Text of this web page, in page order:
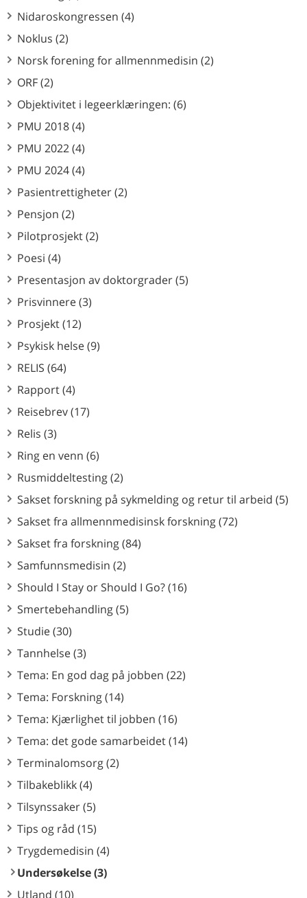
Nidaroskongressen (4)
Noklus (2)
Norsk forening for allmennmedisin (2)
ORF (2)
Objektivitet i legeerklæringen: (6)
PMU 2018 (4)
PMU 2022 (4)
PMU 2024 (4)
Pasientrettigheter (2)
Pensjon (2)
Pilotprosjekt (2)
Poesi (4)
Presentasjon av doktorgrader (5)
Prisvinnere (3)
Prosjekt (12)
Psykisk helse (9)
RELIS (64)
Rapport (4)
Reisebrev (17)
Relis (3)
Ring en venn (6)
Rusmiddeltesting (2)
Sakset forskning på sykmelding og retur til arbeid (5)
Sakset fra allmennmedisinsk forskning (72)
Sakset fra forskning (84)
Samfunnsmedisin (2)
Should I Stay or Should I Go? (16)
Smertebehandling (5)
Studie (30)
Tannhelse (3)
Tema: En god dag på jobben (22)
Tema: Forskning (14)
Tema: Kjærlighet til jobben (16)
Tema: det gode samarbeidet (14)
Terminalomsorg (2)
Tilbakeblikk (4)
Tilsynssaker (5)
Tips og råd (15)
Trygdemedisin (4)
Undersøkelse (3)
Utland (10)